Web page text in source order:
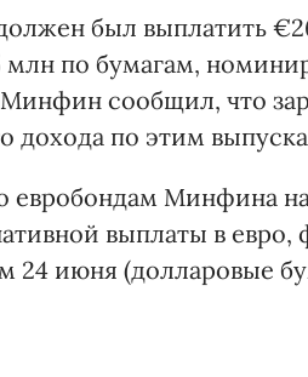
был выплатить
млн по бумагам,
сообщил, что
дохода по этим
евробондам Минфина
выплаты в евро,
24 июня (долларовые